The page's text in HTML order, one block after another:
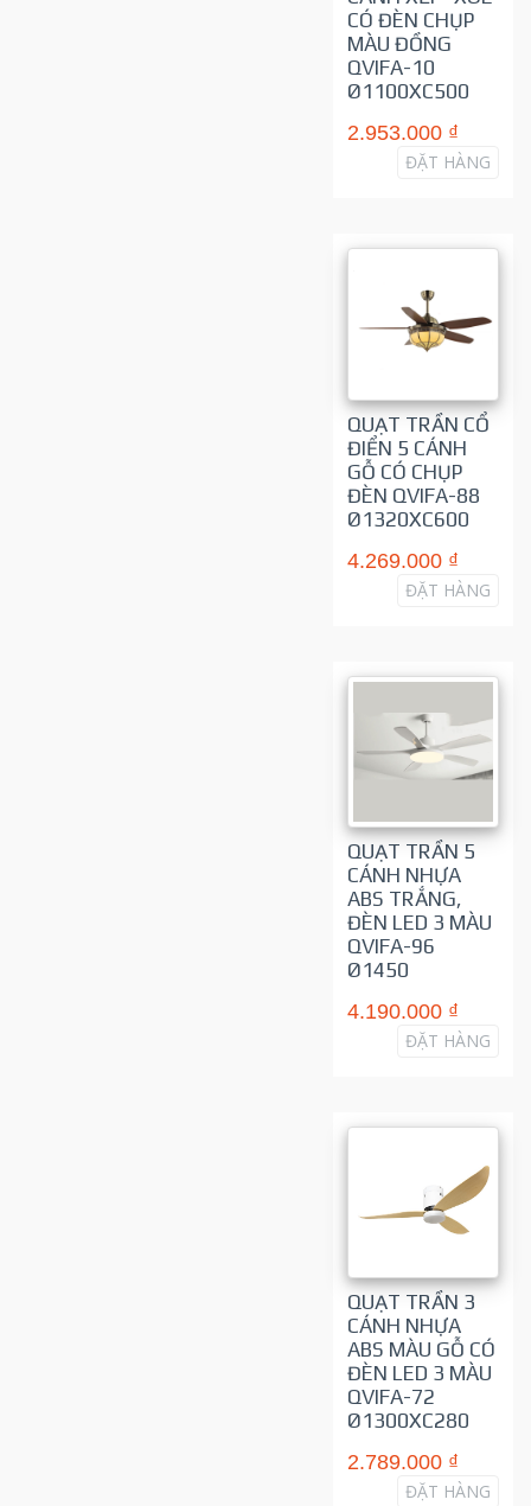
CÓ ĐÈN CHỤP
MÀU ĐỒNG
QVIFA-10
Ø1100XC500
2.953.000 ₫
ĐẶT HÀNG
QUẠT TRẦN CỔ
ĐIỂN 5 CÁNH
GỖ CÓ CHỤP
ĐÈN QVIFA-88
Ø1320XC600
4.269.000 ₫
ĐẶT HÀNG
QUẠT TRẦN 5
CÁNH NHỰA
ABS TRẮNG,
ĐÈN LED 3 MÀU
QVIFA-96
Ø1450
4.190.000 ₫
ĐẶT HÀNG
QUẠT TRẦN 3
CÁNH NHỰA
ABS MÀU GỖ CÓ
ĐÈN LED 3 MÀU
QVIFA-72
Ø1300XC280
2.789.000 ₫
ĐẶT HÀNG